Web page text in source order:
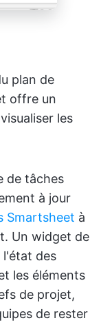
plan de
offre un
les
de tâches
à jour
Smartsheet à
Un widget de
l'état des
les éléments
de projet,
de rester